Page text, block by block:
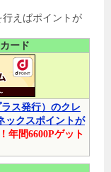
えばポイントが
ード
ス発行）のクレ
ックスポイントが
年間6600Pゲット